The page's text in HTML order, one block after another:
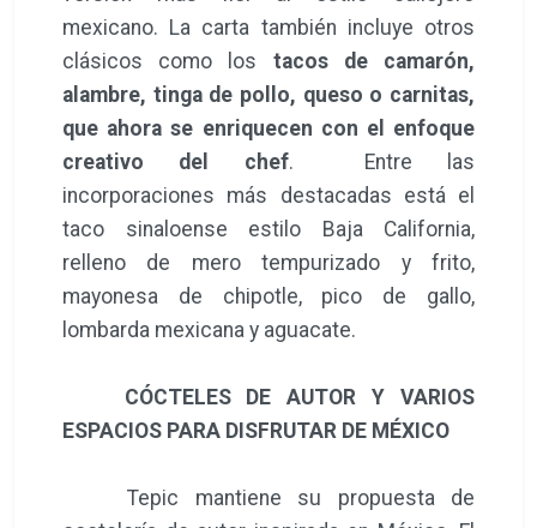
mexicano. La carta también incluye otros
clásicos como los tacos de camarón,
alambre, tinga de pollo, queso o carnitas,
que ahora se enriquecen con el enfoque
creativo del chef. Entre las
incorporaciones más destacadas está el
taco sinaloense estilo Baja California,
relleno de mero tempurizado y frito,
mayonesa de chipotle, pico de gallo,
lombarda mexicana y aguacate.
CÓCTELES DE AUTOR Y VARIOS
ESPACIOS PARA DISFRUTAR DE MÉXICO
Tepic mantiene su propuesta de